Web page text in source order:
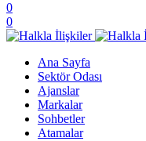
0
0
Ana Sayfa
Sektör Odası
Ajanslar
Markalar
Sohbetler
Atamalar